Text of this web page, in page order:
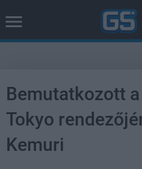
Bemutatkozott
Tokyo
Kemuri